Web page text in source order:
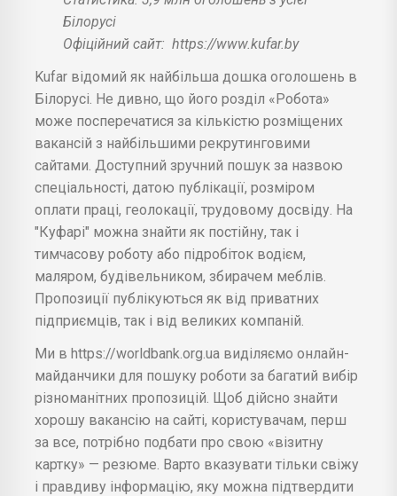
Білорусі
Офіційний сайт: https://www.kufar.by
Kufar відомий як найбільша дошка оголошень в
Білорусі. Не дивно, що його розділ «Робота»
може посперечатися за кількістю розміщених
вакансій з найбільшими рекрутинговими
сайтами. Доступний зручний пошук за назвою
спеціальності, датою публікації, розміром
оплати праці, геолокації, трудовому досвіду. На
"Куфарі" можна знайти як постійну, так і
тимчасову роботу або підробіток водієм,
маляром, будівельником, збирачем меблів.
Пропозиції публікуються як від приватних
підприємців, так і від великих компаній.
Ми в https://worldbank.org.ua виділяємо онлайн-
майданчики для пошуку роботи за багатий вибір
різноманітних пропозицій. Щоб дійсно знайти
хорошу вакансію на сайті, користувачам, перш
за все, потрібно подбати про свою «візитну
картку» — резюме. Варто вказувати тільки свіжу
і правдиву інформацію, яку можна підтвердити